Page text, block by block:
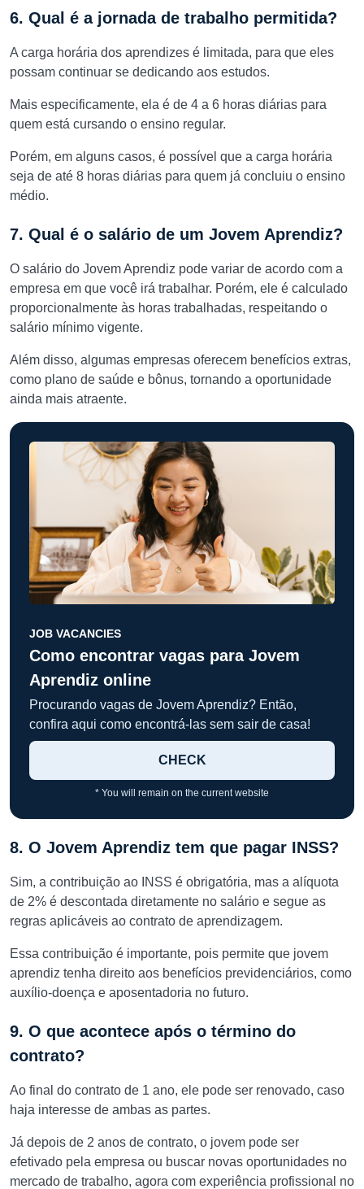
6. Qual é a jornada de trabalho permitida?
A carga horária dos aprendizes é limitada, para que eles
possam continuar se dedicando aos estudos.
Mais especificamente, ela é de 4 a 6 horas diárias para
quem está cursando o ensino regular.
Porém, em alguns casos, é possível que a carga horária
seja de até 8 horas diárias para quem já concluiu o ensino
médio.
7. Qual é o salário de um Jovem Aprendiz?
O salário do Jovem Aprendiz pode variar de acordo com a
empresa em que você irá trabalhar. Porém, ele é calculado
proporcionalmente às horas trabalhadas, respeitando o
salário mínimo vigente.
Além disso, algumas empresas oferecem benefícios extras,
como plano de saúde e bônus, tornando a oportunidade
ainda mais atraente.
JOB VACANCIES
Como encontrar vagas para Jovem
Aprendiz online
Procurando vagas de Jovem Aprendiz? Então,
confira aqui como encontrá-las sem sair de casa!
CHECK
* You will remain on the current website
8. O Jovem Aprendiz tem que pagar INSS?
Sim, a contribuição ao INSS é obrigatória, mas a alíquota
de 2% é descontada diretamente no salário e segue as
regras aplicáveis ao contrato de aprendizagem.
Essa contribuição é importante, pois permite que jovem
aprendiz tenha direito aos benefícios previdenciários, como
auxílio-doença e aposentadoria no futuro.
9. O que acontece após o término do
contrato?
Ao final do contrato de 1 ano, ele pode ser renovado, caso
haja interesse de ambas as partes.
Já depois de 2 anos de contrato, o jovem pode ser
efetivado pela empresa ou buscar novas oportunidades no
mercado de trabalho, agora com experiência profissional no